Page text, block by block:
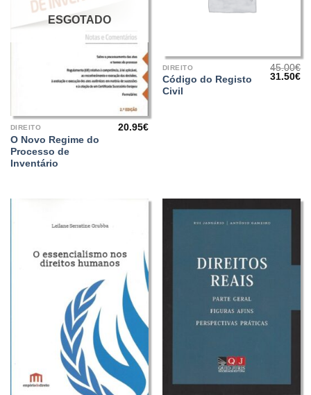
ESGOTADO
DIREITO
O Novo Regime do
Processo de
Inventário
20.95€
DIREITO
Código do Registo
Civil
45.00€
O
31.50€O